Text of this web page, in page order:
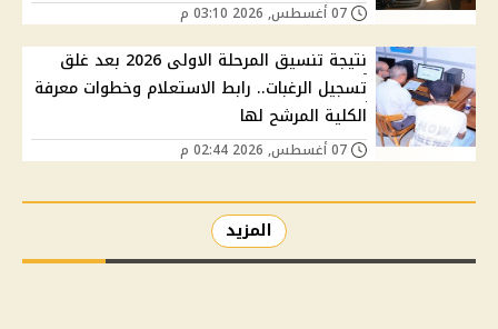
نتيجة تنسيق المرحلة الاولى 2026 بعد غلق
تسجيل الرغبات.. رابط الاستعلام وخطوات معرفة
الكلية المرشح لها
المزيد